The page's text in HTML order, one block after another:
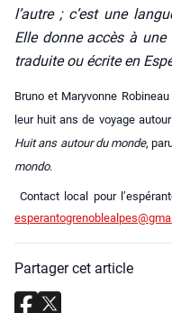
l’autre ; c’est une
Elle donne accès à
tra­duite ou écrite en
Bru­no et Mary­vonne
leur huit ans de voyage
Huit ans autour du monde,
mon­do.
Contact local pour
Partager cet article